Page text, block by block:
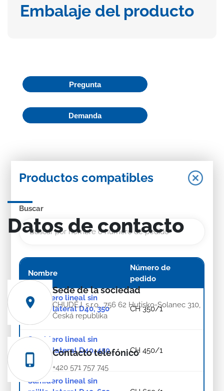
Embalaje del producto
Pregunta
Demanda
Productos compatibles
Buscar
Nombre
Número de
pedido
Sumidero lineal sin
rejilla, lateral D40, 350
mm
CH 350/1
Sumidero lineal sin
rejilla, lateral D40, 450
mm
CH 450/1
Sumidero lineal sin
Datos de contacto
Sede de la sociedad
CHUDĚJ, s.r.o., 756 62 Hutisko-Solanec 310,
Česká republika
Contacto telefónico
+420 571 757 745